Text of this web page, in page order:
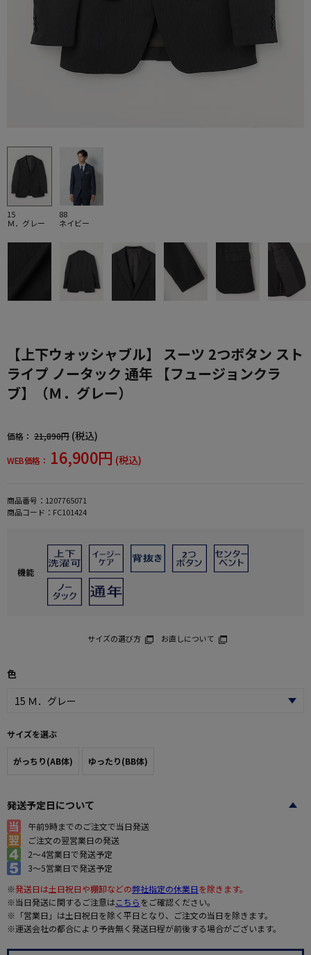
15
Ｍ．グレー
88
ネイビー
【上下ウォッシャブル】 スーツ 2つボタン スト
ライプ ノータック 通年 【フュージョンクラ
ブ】（Ｍ．グレー）
価格： 21,890円 (税込)
WEB価格： 16,900円 (税込)
商品番号： 1207765071
商品コード： FC101424
機能
サイズの選び方 お直しについて
色
サイズを選ぶ
がっちり(AB体) ゆったり(BB体)
発送予定日について
午前9時までのご注文で当日発送
ご注文の翌営業日の発送
2～4営業日で発送予定
3～5営業日で発送予定
※発送日は土日祝日や棚卸などの弊社指定の休業日を除きます。
※当日発送に関するご注意はこちらをご確認ください。
※「営業日」は土日祝日を除く平日となり、ご注文の当日を除きます。
※運送会社の都合により予告無く発送日程が前後する場合がございます。